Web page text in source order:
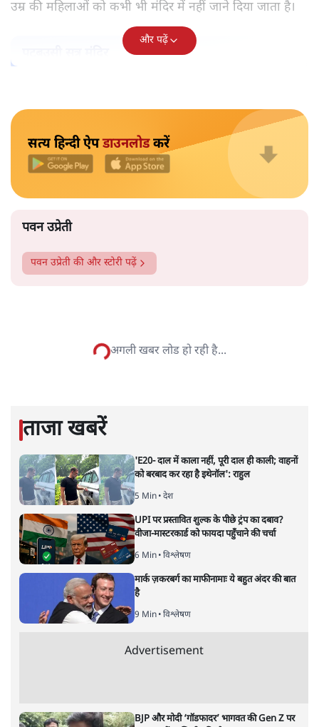
महिलाओं को नहीं घुसने दिया जाता है। बड़े ऐसे कई मंदिर हैं, जहां
ऐसा होता है। कुछ मंदिर ऐसे हैं जहां माहवारी के दौरान उन्हें मंदिर
के अंदर नहीं जाने को कहा जाता है। कुछ ऐसे भी हैं, जहां माहवारी
उम्र की महिलाओं को कभी भी मंदिर में नहीं जाने दिया जाता है।
पटबउसी सत्र मंदिर
पवन उप्रेतीकी और स्टोरी पढ़ें
सबरीमला : भेदभाव,आस्था,मान्यताएँ
या पुरुषवादी सोच, सच क्या है?
देश प्रमोद मल्लिक| 17 NOV, 2019